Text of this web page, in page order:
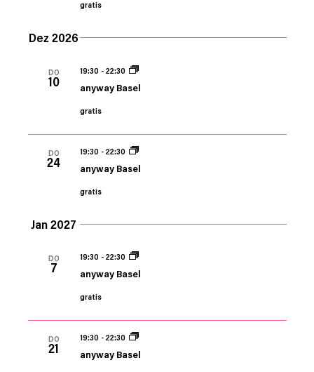
gratis
Dez 2026
DO
10
19:30 - 22:30
anyway Basel
gratis
DO
24
19:30 - 22:30
anyway Basel
gratis
Jan 2027
DO
7
19:30 - 22:30
anyway Basel
gratis
DO
21
19:30 - 22:30
anyway Basel